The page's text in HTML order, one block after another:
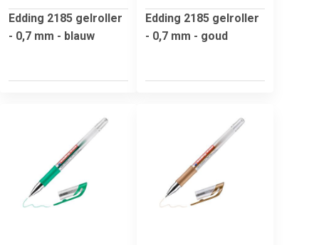
Edding 2185 gelroller
- 0,7 mm - blauw
Edding 2185 gelroller
- 0,7 mm - goud